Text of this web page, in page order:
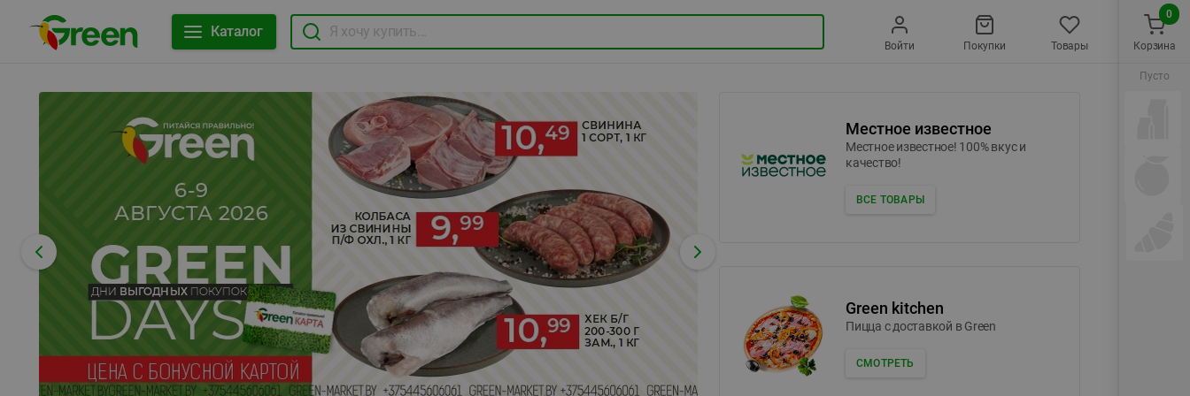
Каталог
Войти Покупки Товары
Местное известное
Местное известное! 100% вкус и
качество!
ВСЕ ТОВАРЫ
Green kitchen
Пицца c доставкой в Green
СМОТРЕТЬ
Корзина
0
Пусто